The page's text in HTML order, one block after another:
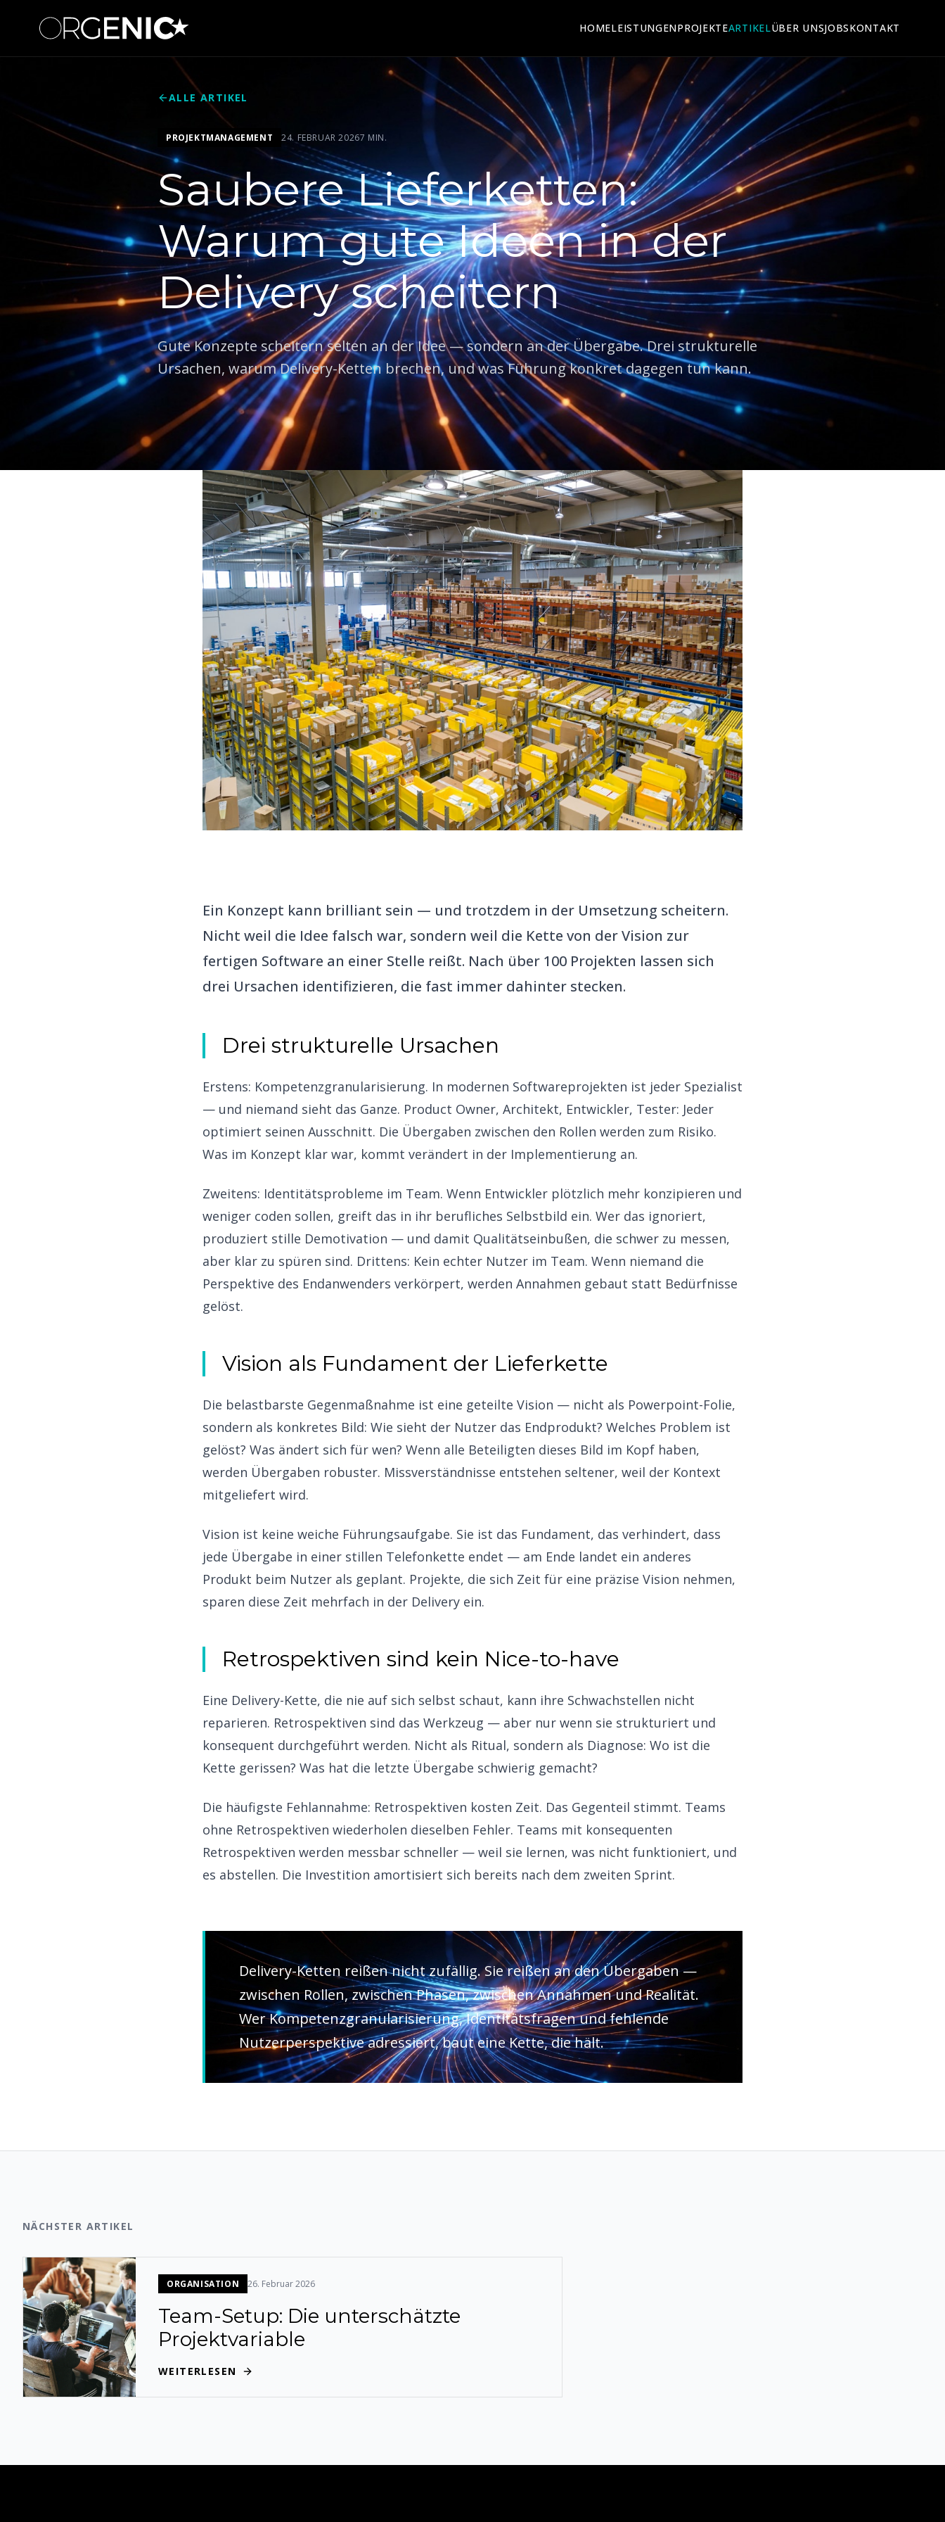
HOMELEISTUNGENPROJEKTEARTIKELÜBER UNSJOBSKONTAKT
ALLE ARTIKEL
PROJEKTMANAGEMENT 24. FEBRUAR 20267 MIN.
Saubere Lieferketten:
Warum gute Ideen in der
Delivery scheitern
Gute Konzepte scheitern selten an der Idee — sondern an der Übergabe. Drei strukturelle
Ursachen, warum Delivery-Ketten brechen, und was Führung konkret dagegen tun kann.
Ein Konzept kann brilliant sein — und trotzdem in der Umsetzung scheitern.
Nicht weil die Idee falsch war, sondern weil die Kette von der Vision zur
fertigen Software an einer Stelle reißt. Nach über 100 Projekten lassen sich
drei Ursachen identifizieren, die fast immer dahinter stecken.
Drei strukturelle Ursachen
Erstens: Kompetenzgranularisierung. In modernen Softwareprojekten ist jeder Spezialist
— und niemand sieht das Ganze. Product Owner, Architekt, Entwickler, Tester: Jeder
optimiert seinen Ausschnitt. Die Übergaben zwischen den Rollen werden zum Risiko.
Was im Konzept klar war, kommt verändert in der Implementierung an.
Zweitens: Identitätsprobleme im Team. Wenn Entwickler plötzlich mehr konzipieren und
weniger coden sollen, greift das in ihr berufliches Selbstbild ein. Wer das ignoriert,
produziert stille Demotivation — und damit Qualitätseinbußen, die schwer zu messen,
aber klar zu spüren sind. Drittens: Kein echter Nutzer im Team. Wenn niemand die
Perspektive des Endanwenders verkörpert, werden Annahmen gebaut statt Bedürfnisse
gelöst.
Vision als Fundament der Lieferkette
Die belastbarste Gegenmaßnahme ist eine geteilte Vision — nicht als Powerpoint-Folie,
sondern als konkretes Bild: Wie sieht der Nutzer das Endprodukt? Welches Problem ist
gelöst? Was ändert sich für wen? Wenn alle Beteiligten dieses Bild im Kopf haben,
werden Übergaben robuster. Missverständnisse entstehen seltener, weil der Kontext
mitgeliefert wird.
Vision ist keine weiche Führungsaufgabe. Sie ist das Fundament, das verhindert, dass
jede Übergabe in einer stillen Telefonkette endet — am Ende landet ein anderes
Produkt beim Nutzer als geplant. Projekte, die sich Zeit für eine präzise Vision nehmen,
sparen diese Zeit mehrfach in der Delivery ein.
Retrospektiven sind kein Nice-to-have
Eine Delivery-Kette, die nie auf sich selbst schaut, kann ihre Schwachstellen nicht
reparieren. Retrospektiven sind das Werkzeug — aber nur wenn sie strukturiert und
konsequent durchgeführt werden. Nicht als Ritual, sondern als Diagnose: Wo ist die
Kette gerissen? Was hat die letzte Übergabe schwierig gemacht?
Die häufigste Fehlannahme: Retrospektiven kosten Zeit. Das Gegenteil stimmt. Teams
ohne Retrospektiven wiederholen dieselben Fehler. Teams mit konsequenten
Retrospektiven werden messbar schneller — weil sie lernen, was nicht funktioniert, und
es abstellen. Die Investition amortisiert sich bereits nach dem zweiten Sprint.
Delivery-Ketten reißen nicht zufällig. Sie reißen an den Übergaben —
zwischen Rollen, zwischen Phasen, zwischen Annahmen und Realität.
Wer Kompetenzgranularisierung, Identitätsfragen und fehlende
Nutzerperspektive adressiert, baut eine Kette, die hält.
NÄCHSTER ARTIKEL
ORGANISATION 26. Februar 2026
Team-Setup: Die unterschätzte
Projektvariable
WEITERLESEN